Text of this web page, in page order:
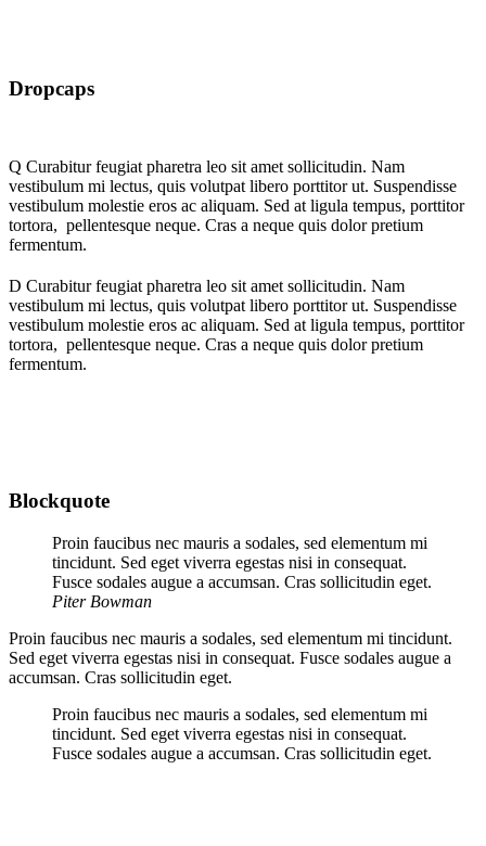
Dropcaps
Q Curabitur feugiat pharetra leo sit amet sollicitudin. Nam
vestibulum mi lectus, quis volutpat libero porttitor ut. Suspendisse
vestibulum molestie eros ac aliquam. Sed at ligula tempus, porttitor
tortora, pellentesque neque. Cras a neque quis dolor pretium
fermentum.
D Curabitur feugiat pharetra leo sit amet sollicitudin. Nam
vestibulum mi lectus, quis volutpat libero porttitor ut. Suspendisse
vestibulum molestie eros ac aliquam. Sed at ligula tempus, porttitor
tortora, pellentesque neque. Cras a neque quis dolor pretium
fermentum.
Blockquote
Proin faucibus nec mauris a sodales, sed elementum mi
tincidunt. Sed eget viverra egestas nisi in consequat.
Fusce sodales augue a accumsan. Cras sollicitudin eget.
Piter Bowman
Proin faucibus nec mauris a sodales, sed elementum mi tincidunt.
Sed eget viverra egestas nisi in consequat. Fusce sodales augue a
accumsan. Cras sollicitudin eget.
Proin faucibus nec mauris a sodales, sed elementum mi
tincidunt. Sed eget viverra egestas nisi in consequat.
Fusce sodales augue a accumsan. Cras sollicitudin eget.